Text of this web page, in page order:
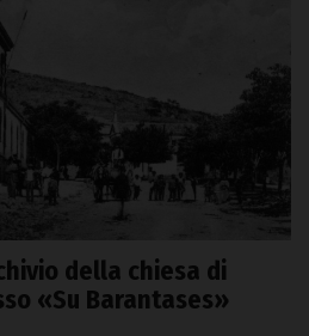
della chiesa di
«Su Barantases»